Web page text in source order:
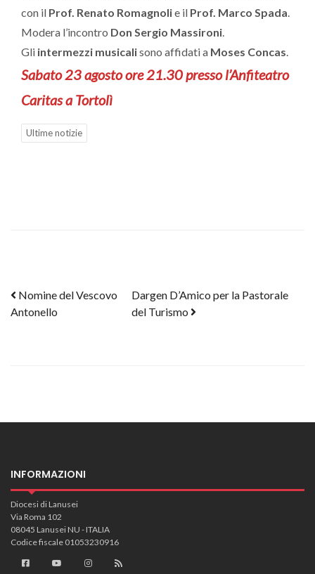
con il Prof. Renato Romagnolie il Prof. Marco Spada.
Modera l’incontro Don Sergio Massironi.
Gli intermezzi musicalisono affidati a Moses Concas.
Sabato 23 agosto ore 21.30 presso l’Anfiteatro
Caritas a Tortolì
Ultime notizie
Post navigation
Nomine del Vescovo
Antonello
Dargen D’Amico per la Pastorale
del Turismo
INFORMAZIONI
Diocesi di Lanusei
Via Roma 102
08045 Lanusei NU - ITALIA
Codice fiscale 01053230916